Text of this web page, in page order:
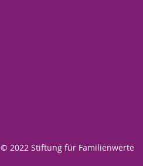
© 2022 Stiftung für Familienwerte